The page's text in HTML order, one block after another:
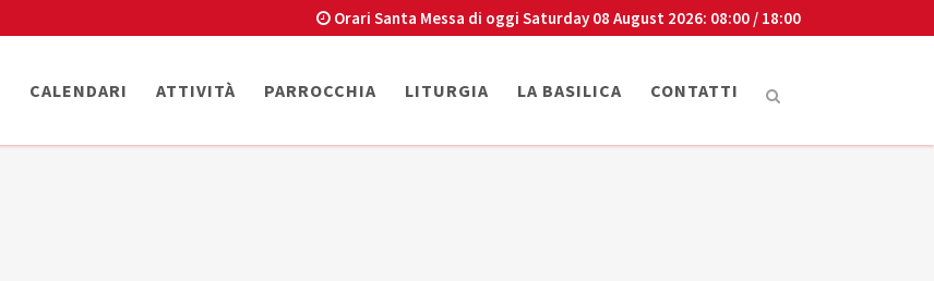
Orari Santa Messa di oggi Saturday 08 August 2026: 08:00 / 18:00
CALENDARI ATTIVITÀ PARROCCHIA LITURGIA LA BASILICA CONTATTI